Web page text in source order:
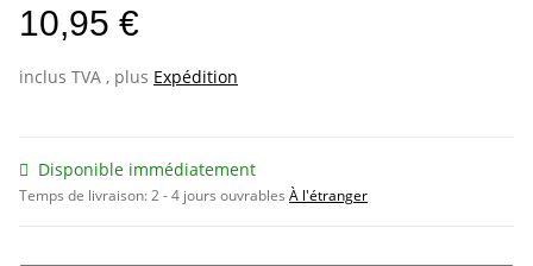
10,95 €
inclus TVA , plus Expédition
Disponible immédiatement
Temps de livraison:2 - 4 jours ouvrables À l'étranger